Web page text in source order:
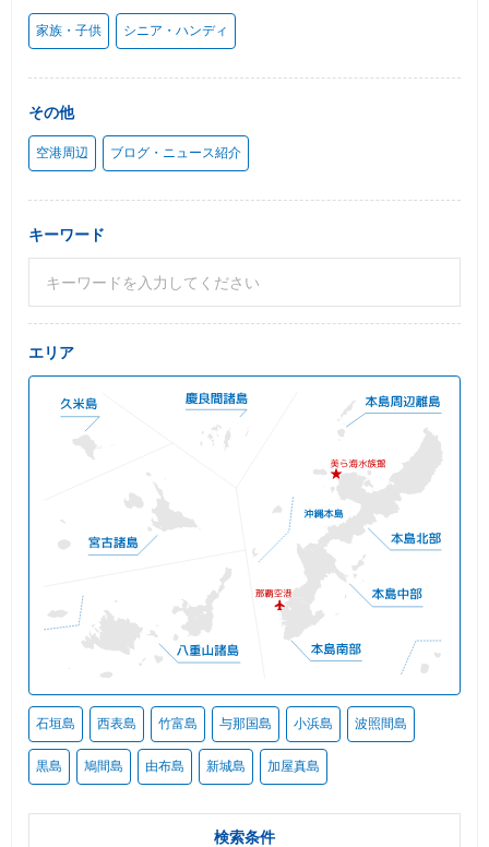
家族・子供 シニア・ハンディ
その他
空港周辺 ブログ・ニュース紹介
キーワード
エリア
石垣島 西表島 竹富島 与那国島 小浜島 波照間島
黒島 鳩間島 由布島 新城島 加屋真島
検索条件